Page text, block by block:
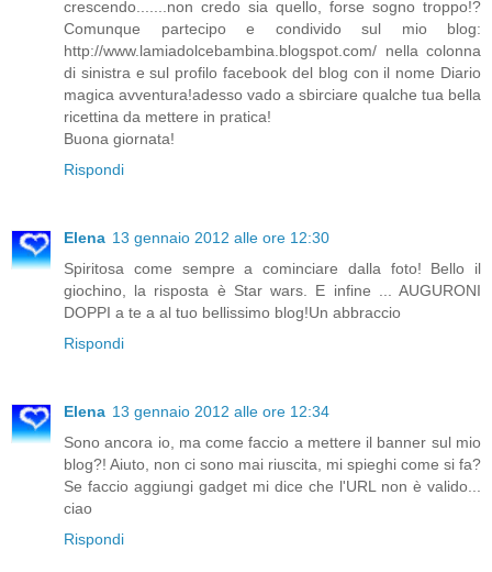
crescendo.......non credo sia quello, forse sogno troppo!?
Comunque partecipo e condivido sul mio blog:
http://www.lamiadolcebambina.blogspot.com/ nella colonna
di sinistra e sul profilo facebook del blog con il nome Diario
magica avventura!adesso vado a sbirciare qualche tua bella
ricettina da mettere in pratica!
Buona giornata!
Rispondi
Elena 13 gennaio 2012 alle ore 12:30
Spiritosa come sempre a cominciare dalla foto! Bello il
giochino, la risposta è Star wars. E infine ... AUGURONI
DOPPI a te a al tuo bellissimo blog!Un abbraccio
Rispondi
Elena 13 gennaio 2012 alle ore 12:34
Sono ancora io, ma come faccio a mettere il banner sul mio
blog?! Aiuto, non ci sono mai riuscita, mi spieghi come si fa?
Se faccio aggiungi gadget mi dice che l'URL non è valido...
ciao
Rispondi